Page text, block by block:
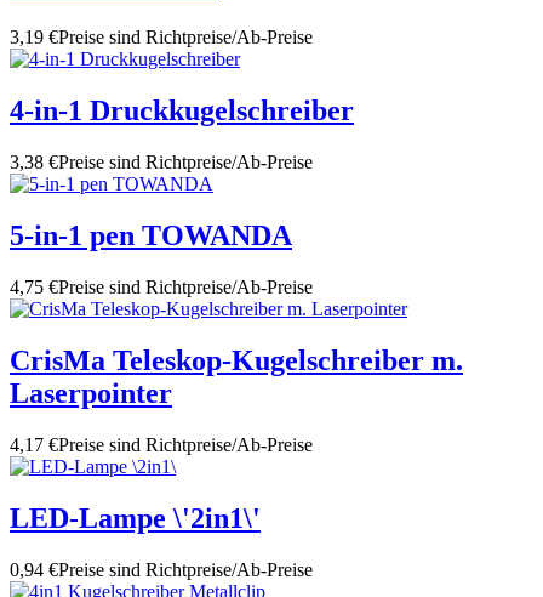
3,19 €Preise sind Richtpreise/Ab-Preise
4-in-1 Druckkugelschreiber
3,38 €Preise sind Richtpreise/Ab-Preise
5-in-1 pen TOWANDA
4,75 €Preise sind Richtpreise/Ab-Preise
CrisMa Teleskop-Kugelschreiber m.
Laserpointer
4,17 €Preise sind Richtpreise/Ab-Preise
LED-Lampe \'2in1\'
0,94 €Preise sind Richtpreise/Ab-Preise